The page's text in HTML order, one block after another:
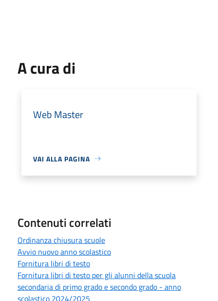
A cura di
Web Master
VAI ALLA PAGINA
Contenuti correlati
Ordinanza chiusura scuole
Avvio nuovo anno scolastico
Fornitura libri di testo
Fornitura libri di testo per gli alunni della scuola
secondaria di primo grado e secondo grado - anno
scolastico 2024/2025